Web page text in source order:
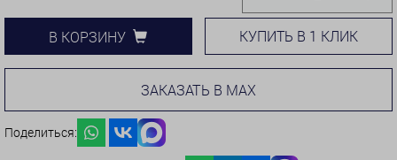
В КОРЗИНУ КУПИТЬ В 1 КЛИК
ЗАКАЗАТЬ В MAX
Поделиться: